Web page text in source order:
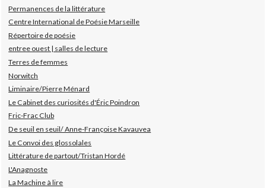
Permanences de la littérature
Centre International de Poésie Marseille
Répertoire de poésie
entree ouest | salles de lecture
Terres de femmes
Norwitch
Liminaire/Pierre Ménard
Le Cabinet des curiosités d'Éric Poindron
Fric-Frac Club
De seuil en seuil/ Anne-Françoise Kavauvea
Le Convoi des glossolales
Littérature de partout/Tristan Hordé
L'Anagnoste
La Machine à lire